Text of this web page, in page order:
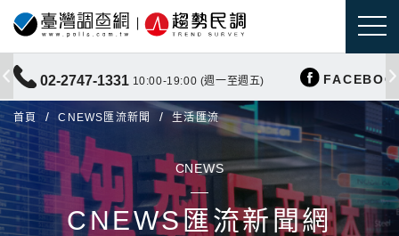
02-2747-1331 10:00-19:00 (週一至週五)
首頁 CNEWS匯流新聞 生活匯流
CNEWS
CNEWS匯流新聞網